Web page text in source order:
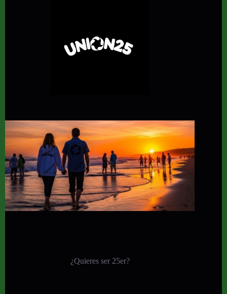
¿Quieres ser 25er?